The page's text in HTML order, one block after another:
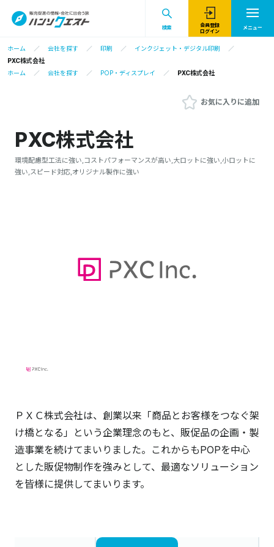
検索
会員登録
ログイン
メニュー
ホーム 会社を探す 印刷
インクジェット・デジタル印刷
PXC株式会社
ホーム
会社を探す POP・ディスプレイ PXC株式会社
お気に入りに追加
PXC株式会社
環境配慮型工法に強い,コストパフォーマンスが高い,大ロットに強い,小ロットに
強い,スピード対応,オリジナル製作に強い
ＰＸＣ株式会社は、創業以来「商品とお客様をつなぐ架
け橋となる」という企業理念のもと、販促品の企画・製
造事業を続けてまいりました。これからもPOPを中心
とした販促物制作を強みとして、最適なソリューション
を皆様に提供してまいります。